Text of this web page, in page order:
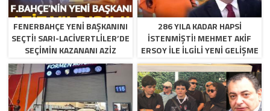
FENERBAHÇE YENI BAŞKANINI
SEÇTI! SARI-LACIVERTLILER’DE
SEÇIMIN KAZANANI AZIZ
YILDIRIM OLDU
286 YILA KADAR HAPSI
ISTENMIŞTI! MEHMET AKIF
ERSOY ILE ILGILI YENI GELIŞME